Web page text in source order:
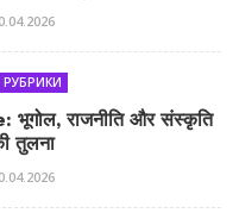
РУБРИКИ
राजनीति और संस्कृति
तुलना